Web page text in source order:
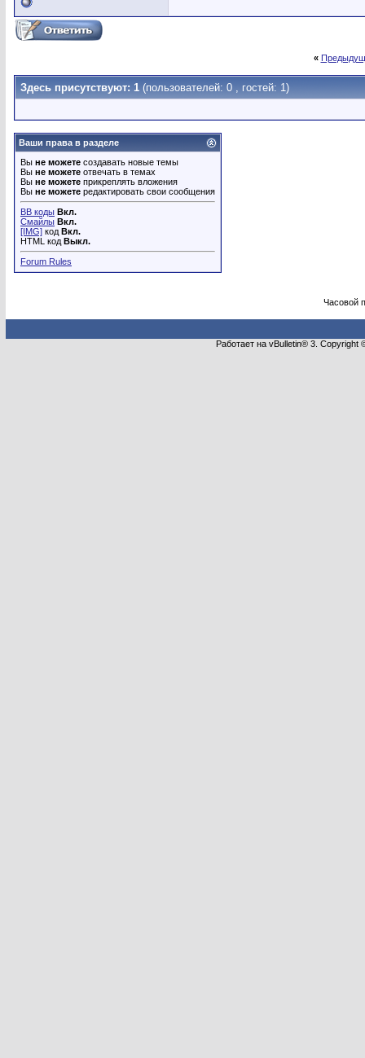
«
Здесь присутствуют: 1 (пользователей: 0 , гостей: 1)
Ваши права в разделе
Вы не можете создавать новые темы
Вы не можете отвечать в темах
Вы не можете прикреплять вложения
Вы не можете редактировать свои сообщения
BB коды Вкл.
Смайлы Вкл.
[IMG] код Вкл.
HTML код Выкл.
Forum Rules
Часовой
Работает на vBulletin® 3.